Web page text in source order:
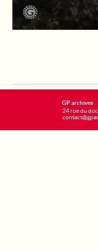
GP archives
24 rue du